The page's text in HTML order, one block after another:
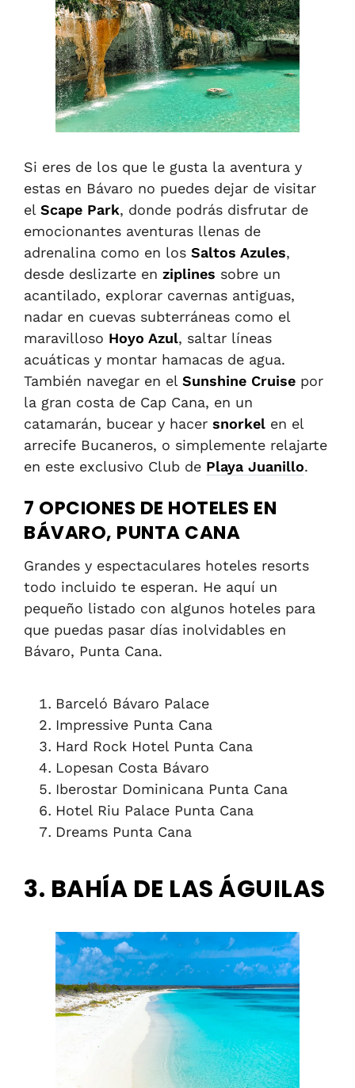
Si eres de los que le gusta la aventura y
estas en Bávaro no puedes dejar de visitar
el Scape Park, donde podrás disfrutar de
emocionantes aventuras llenas de
adrenalina como en los Saltos Azules,
desde deslizarte en ziplines sobre un
acantilado, explorar cavernas antiguas,
nadar en cuevas subterráneas como el
maravilloso Hoyo Azul, saltar líneas
acuáticas y montar hamacas de agua.
También navegar en el Sunshine Cruise por
la gran costa de Cap Cana, en un
catamarán, bucear y hacer snorkel en el
arrecife Bucaneros, o simplemente relajarte
en este exclusivo Club de Playa Juanillo.
7 OPCIONES DE HOTELES EN
BÁVARO, PUNTA CANA
Grandes y espectaculares hoteles resorts
todo incluido te esperan. He aquí un
pequeño listado con algunos hoteles para
que puedas pasar días inolvidables en
Bávaro, Punta Cana.
Barceló Bávaro Palace
Impressive Punta Cana
Hard Rock Hotel Punta Cana
Lopesan Costa Bávaro
Iberostar Dominicana Punta Cana
Hotel Riu Palace Punta Cana
Dreams Punta Cana
3. BAHÍA DE LAS ÁGUILAS